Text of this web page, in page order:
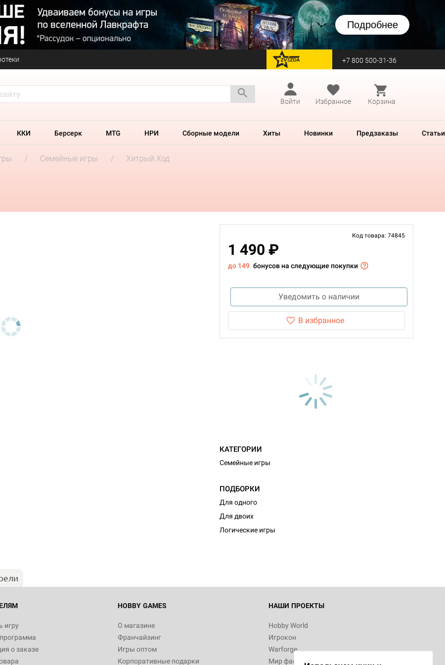
Подробнее
перейти на Zvezda +7 800 500-31-36
Войти
Избранное Корзина
ККИ Берсерк MTG НРИ Сборные модели Хиты Новинки Предзаказы Статьи
Семейные игры Хитрый Ход
Код товара: 74845
1 490 ₽
до 149 бонусов на следующие покупки
Уведомить о наличии
В избранное
КАТЕГОРИИ
Семейные игры
ПОДБОРКИ
Для одного
Для двоих
Логические игры
игру
о заказе
HOBBY GAMES
О магазине
Франчайзинг
Игры оптом
Корпоративные подарки
НАШИ ПРОЕКТЫ
Hobby World
Игрокон
Warforge
Мир фантастики